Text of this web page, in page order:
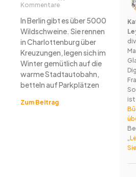
Kommentare
In Berlin gibt es über 5000
Wildschweine. Sie rennen
in Charlottenburg über
Kreuzungen, legen sich im
Winter gemütlich auf die
warme Stadtautobahn,
betteln auf Parkplätzen
Zum Beitrag
ist
„